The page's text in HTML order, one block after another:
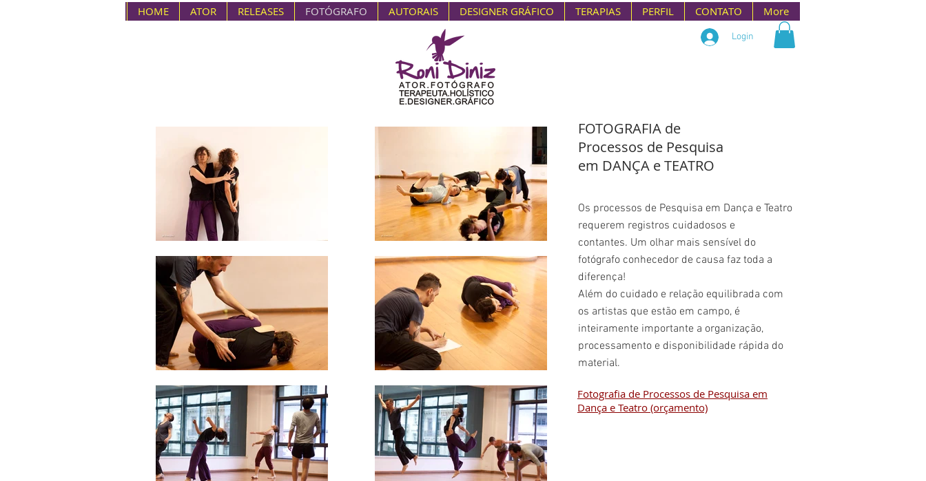
HOME ATOR RELEASES FOTÓGRAFO AUTORAIS DESIGNER GRÁFICO TERAPIAS PERFIL CONTATO More
Login
FOTOGRAFIA de
Processos de Pesquisa
em DANÇA e TEATRO
Os processos de Pesquisa em Dança e Teatro
requerem registros cuidadosos e
contantes. Um olhar mais sensível do
fotógrafo conhecedor de causa faz toda a
diferença!
Além do cuidado e relação equilibrada com
os artistas que estão em campo, é
inteiramente importante a organização,
processamento e disponibilidade rápida do
material.
Fotografia de Processos de Pesquisa em
Dança e Teatro (orçamento)